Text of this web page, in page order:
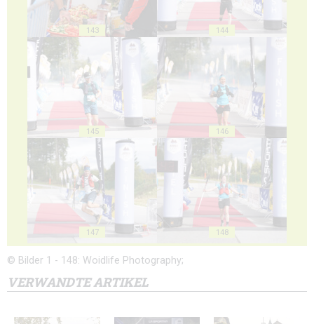
143 144
145 146
147 148
© Bilder 1 - 148: Woidlife Photography;
VERWANDTE ARTIKEL